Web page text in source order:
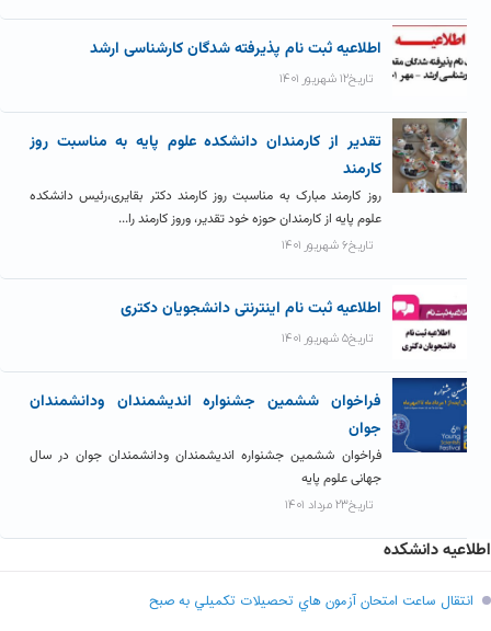
اطلاعیه ثبت نام پذیرفته شدگان کارشناسی ارشد
تاریخ۱۲ شهریور ۱۴۰۱
تقدیر از کارمندان دانشکده علوم پایه به مناسبت روز
کارمند
روز کارمند مبارک به مناسبت روز کارمند دکتر بقایری،رئیس دانشکده
علوم پایه از کارمندان حوزه خود تقدیر، وروز کارمند را...
تاریخ۶ شهریور ۱۴۰۱
اطلاعیه ثبت نام اینترنتی دانشجویان دکتری
تاریخ۵ شهریور ۱۴۰۱
فراخوان ششمین جشنواره اندیشمندان ودانشمندان
جوان
فراخوان ششمین جشنواره اندیشمندان ودانشمندان جوان در سال
جهانی علوم پایه
تاریخ۲۳ مرداد ۱۴۰۱
اطلاعیه دانشکده
انتقال ساعت امتحان آزمون هاي تحصيلات تکميلي به صبح